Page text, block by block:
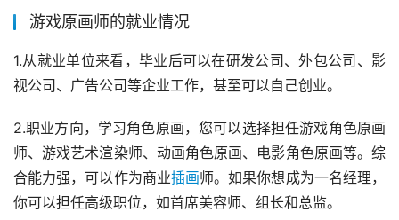
游戏原画师的就业情况
1.从就业单位来看，毕业后可以在研发公司、外包公司、影
视公司、广告公司等企业工作，甚至可以自己创业。
2.职业方向，学习角色原画，您可以选择担任游戏角色原画
师、游戏艺术渲染师、动画角色原画、电影角色原画等。综
合能力强，可以作为商业插画师。如果你想成为一名经理，
你可以担任高级职位，如首席美容师、组长和总监。